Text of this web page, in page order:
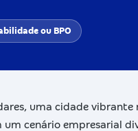
ou BPO
uma cidade
cenário empresarial